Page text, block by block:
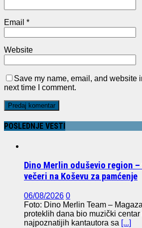
Email *
Website
Save my name, email, and website
next time I comment.
POSLEDNJE VESTI
Dino Merlin oduševio region
večeri na Koševu za pamćenje
06/08/2026 0
Foto: Dino Merlin Team –
proteklih dana bio muzički
najpoznatijih kantautora sa [...]